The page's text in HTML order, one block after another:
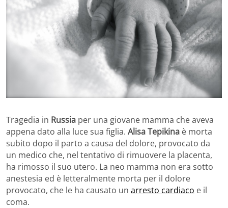
Tragedia in Russia per una giovane mamma che aveva
appena dato alla luce sua figlia. Alisa Tepikina è morta
subito dopo il parto a causa del dolore, provocato da
un medico che, nel tentativo di rimuovere la placenta,
ha rimosso il suo utero. La neo mamma non era sotto
anestesia ed è letteralmente morta per il dolore
provocato, che le ha causato un arresto cardiaco e il
coma.